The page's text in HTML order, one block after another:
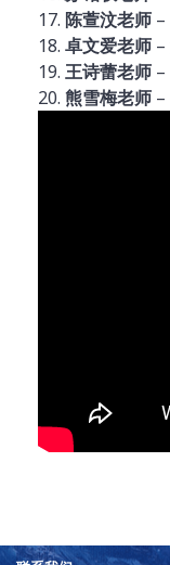
17. 陈萱汶老师
18. 卓文爱老师
19. 王诗蕾老师
20. 熊雪梅老师 –